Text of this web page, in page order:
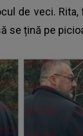
de veci.
se țină pe